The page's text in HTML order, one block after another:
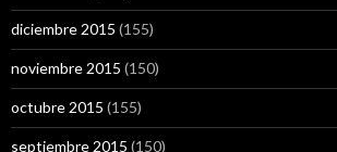
diciembre 2015 (155)
noviembre 2015 (150)
octubre 2015 (155)
septiembre 2015 (150)